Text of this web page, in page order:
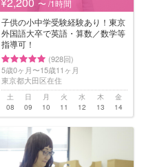
〜 /1時間
子供の小中学受験経験あり！東京
外国語大卒で英語・算数／数学等
指導可！
(928回)
5歳0ヶ月〜15歳11ヶ月
東京都大田区在住
土
08
日
09
月
10
火
11
水
12
木
13
金
14